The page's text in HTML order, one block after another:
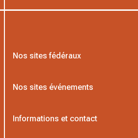
Nos sites fédéraux
Nos sites événements
Informations et contact